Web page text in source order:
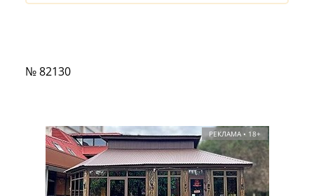
№ 82130
РЕКЛАМА • 18+